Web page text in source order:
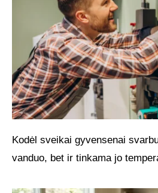
Kodėl sveikai gyvensenai
vanduo, bet ir tinkama jo